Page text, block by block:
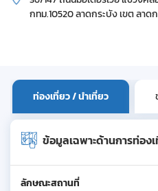
กทม.10520 ลาดกระบัง เขต ลาด
ท่องเที่ยว / นำเที่ยว
ข้อมูลเฉพาะด้านการท่อง
ลักษณะสถานที่